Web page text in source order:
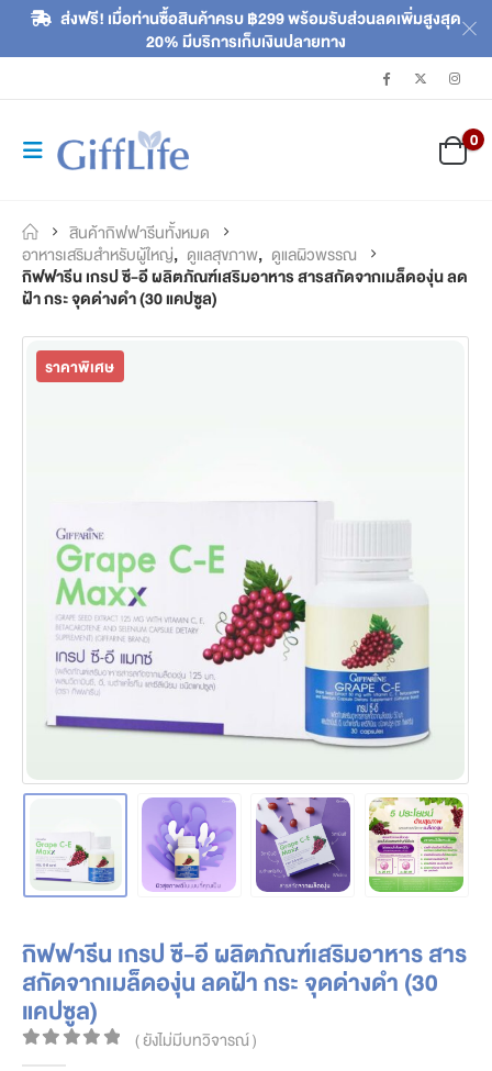
ส่งฟรี! เมื่อท่านซื้อสินค้าครบ ฿299 พร้อมรับส่วนลดเพิ่มสูงสุด
20% มีบริการเก็บเงินปลายทาง
0
สินค้ากิฟฟารีนทั้งหมด
อาหารเสริมสำหรับผู้ใหญ่, ดูแลสุขภาพ, ดูแลผิวพรรณ
กิฟฟารีน เกรป ซี-อี ผลิตภัณฑ์เสริมอาหาร สารสกัดจากเมล็ดองุ่น ลด
ฝ้า กระ จุดด่างดำ (30 แคปซูล)
ราคาพิเศษ
กิฟฟารีน เกรป ซี-อี ผลิตภัณฑ์เสริมอาหาร สาร
สกัดจากเมล็ดองุ่น ลดฝ้า กระ จุดด่างดำ (30
แคปซูล)
0out of 5
( ยังไม่มีบทวิจารณ์ )